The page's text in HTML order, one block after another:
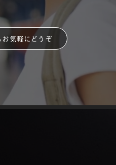
お気軽にどうぞ